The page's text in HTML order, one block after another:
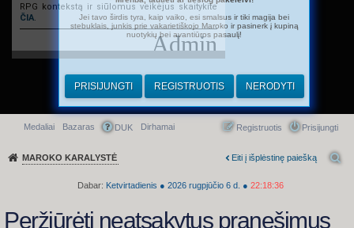
RPG kontekstą ir siūlomus veikėjus skaitykite
ČIA.
Admin
Greitasis meniu
Medaliai Bazaras DUK Dirhamai Prisijungti
Registruotis
MAROKO KARALYSTĖ Eiti į išplėstinę paiešką
Dabar: Ketvirtadienis ● 2026 rugpjūčio 6 d. ● 22:18:36
Jei tavo širdis tyra, kaip vaiko, esi smalsus ir tiki magija bei
stebuklais, junkis prie vakarietiškojo Maroko ir pasinerk į kupiną
nuotykių bei avantiūros pasaulį!
PRISIJUNGTI REGISTRUOTIS NERODYTI
Peržiūrėti neatsakytus pranešimus